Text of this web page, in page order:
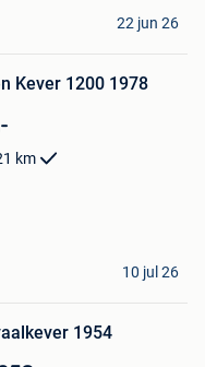
22 jun 26
Kever 1200 1978
km
10 jul 26
1954